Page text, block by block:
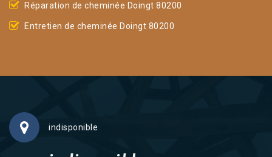
Réparation de cheminée Doingt 80200
Entretien de cheminée Doingt 80200
indisponible